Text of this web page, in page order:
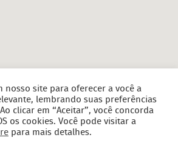
nosso site para oferecer a você a
lembrando suas preferências
clicar em “Aceitar”, você concorda
os cookies. Você pode visitar a
para mais detalhes.